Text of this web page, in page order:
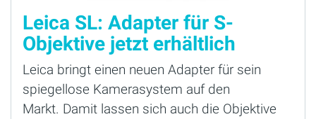
Leica SL: Adapter für S-
Objektive jetzt erhältlich
Leica bringt einen neuen Adapter für sein
spiegellose Kamerasystem auf den
Markt. Damit lassen sich auch die Objektive